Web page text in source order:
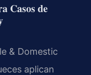
Casos de
& Domestic
aplican